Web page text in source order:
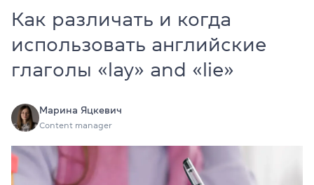
Как различать и когда
использовать английские
глаголы «lay» and «lie»
Марина Яцкевич
Content manager